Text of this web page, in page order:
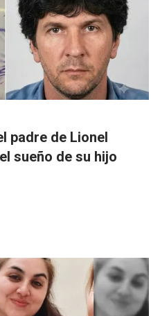
padre de Lionel
sueño de su hijo